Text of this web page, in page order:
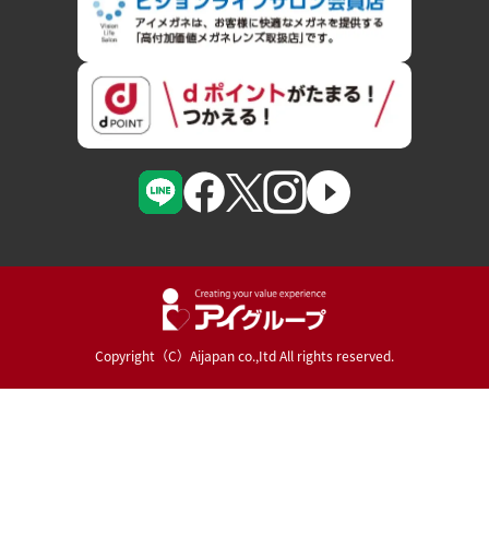
Copyright（C）Aijapan co.,Itd All rights reserved.